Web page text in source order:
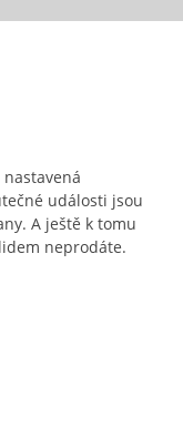
události jsou
A ještě k tomu
neprodáte.